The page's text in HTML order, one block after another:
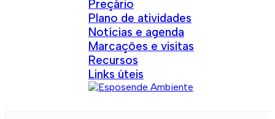
Preçário
Plano de atividades
Notícias e agenda
Marcações e visitas
Recursos
Links úteis